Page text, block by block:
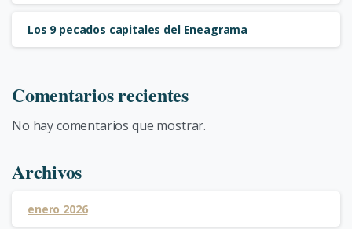
Los 9 pecados capitales del Eneagrama
Comentarios recientes
No hay comentarios que mostrar.
Archivos
enero 2026